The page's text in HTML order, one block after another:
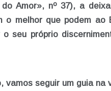
do Amor», nº 37), a
o melhor que podem
seu próprio
vamos seguir um guia